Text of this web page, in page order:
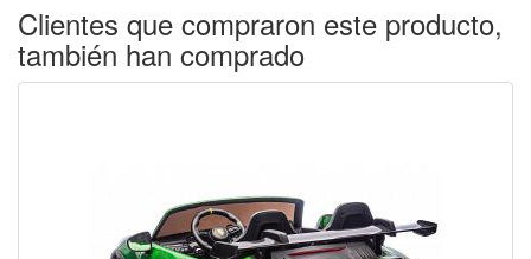
Clientes que compraron este producto,
también han comprado